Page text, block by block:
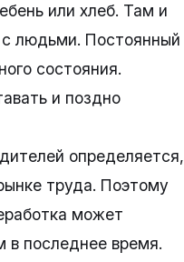
или хлеб. Там и
людьми. Постоянный
состояния.
и поздно
определяется,
труда. Поэтому
может
в последнее время.